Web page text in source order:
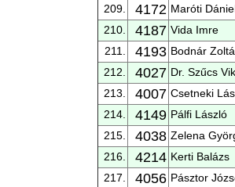
209.
4172 Maróti
210.
4187 Vida Imre
211.
4193 Bodnár
212.
4027 Dr. Szűcs
213.
4007 Csetneki
214.
4149 Pálfi László
215.
4038 Zelena
216.
4214 Kerti Balázs
217.
4056 Pásztor